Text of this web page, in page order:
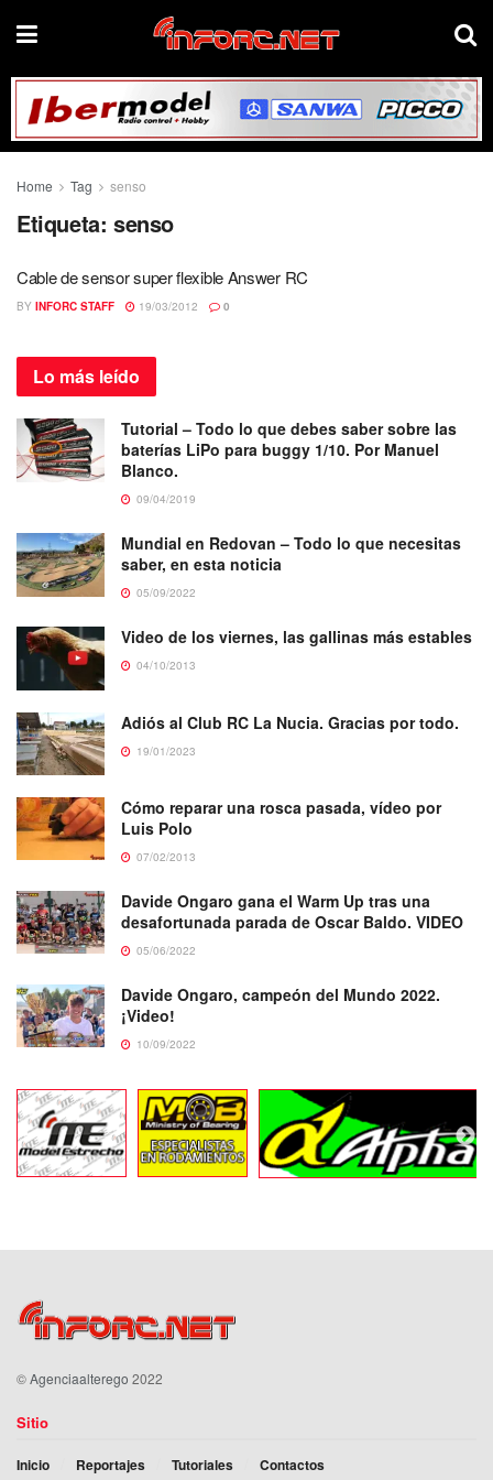
Home Tag senso
Etiqueta: senso
Cable de sensor super flexible Answer RC
BY INFORC STAFF 19/03/2012 0
Lo más leído
Tutorial – Todo lo que debes saber sobre las
baterías LiPo para buggy 1/10. Por Manuel
Blanco.
09/04/2019
Mundial en Redovan – Todo lo que necesitas
saber, en esta noticia
05/09/2022
Video de los viernes, las gallinas más estables
04/10/2013
Adiós al Club RC La Nucia. Gracias por todo.
19/01/2023
Cómo reparar una rosca pasada, vídeo por
Luis Polo
07/02/2013
Davide Ongaro gana el Warm Up tras una
desafortunada parada de Oscar Baldo. VIDEO
05/06/2022
Davide Ongaro, campeón del Mundo 2022.
¡Video!
10/09/2022
©Agenciaalterego 2022
Sitio
Inicio Reportajes Tutoriales Contactos